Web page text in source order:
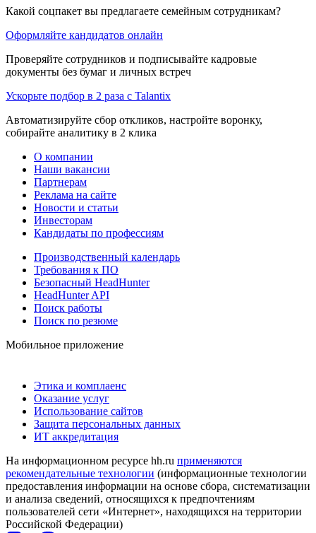
Какой соцпакет вы предлагаете семейным сотрудникам?
Оформляйте кандидатов онлайн
Проверяйте сотрудников и подписывайте кадровые
документы без бумаг и личных встреч
Ускорьте подбор в 2 раза с Talantix
Автоматизируйте сбор откликов, настройте воронку,
собирайте аналитику в 2 клика
О компании
Наши вакансии
Партнерам
Реклама на сайте
Новости и статьи
Инвесторам
Кандидаты по профессиям
Производственный календарь
Требования к ПО
Безопасный HeadHunter
HeadHunter API
Поиск работы
Поиск по резюме
Мобильное приложение
Этика и комплаенс
Оказание услуг
Использование сайтов
Защита персональных данных
ИТ аккредитация
На информационном ресурсе hh.ru применяются
рекомендательные технологии (информационные технологии
предоставления информации на основе сбора, систематизации
и анализа сведений, относящихся к предпочтениям
пользователей сети «Интернет», находящихся на территории
Российской Федерации)